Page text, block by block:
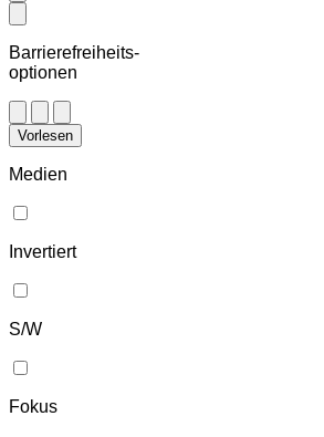
Barrierefreiheits-
optionen
Vorlesen
Medien
Invertiert
S/W
Fokus